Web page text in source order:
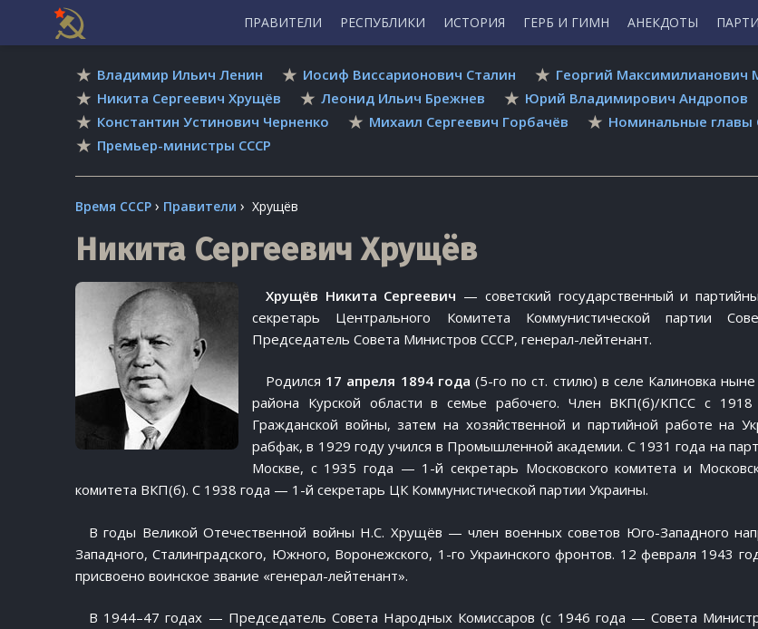
ПРАВИТЕЛИ РЕСПУБЛИКИ ИСТОРИЯ ГЕРБ И ГИМН АНЕКДОТЫ
Владимир Ильич Ленин Иосиф Виссарионович Сталин
Георгий Максимилианович
Никита Сергеевич Хрущёв
Леонид Ильич Брежнев
Юрий Владимирович Андропов
Константин Устинович Черненко
Михаил Сергеевич Горбачёв
Номинальные главы
Премьер-министры СССР
Время СССР › Правители › Хрущёв
Никита Сергеевич Хрущёв
Хрущёв Никита Сергеевич — советский государственный и
секретарь Центрального Комитета Коммунистической партии
Председатель Совета Министров СССР, генерал-лейтенант.
Родился 17 апреля 1894 года (5-го по ст. стилю) в селе Калиновка
района Курской области в семье рабочего. Член ВКП(б)/КПСС с 1918
Гражданской войны, затем на хозяйственной и партийной работе на
рабфак, в 1929 году учился в Промышленной академии. С 1931 года на
Москве, с 1935 года — 1-й секретарь Московского комитета и
комитета ВКП(б). С 1938 года — 1-й секретарь ЦК Коммунистической партии Украины.
В годы Великой Отечественной войны Н.С. Хрущёв — член военных советов Юго-Западного
Западного, Сталинградского, Южного, Воронежского, 1-го Украинского фронтов. 12 февраля 1943
присвоено воинское звание «генерал-лейтенант».
В 1944–47 годах — Председатель Совета Народных Комиссаров (с 1946 года — Совета